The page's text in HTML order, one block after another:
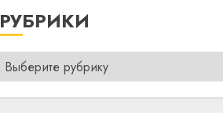
РУБРИКИ
Рубрики